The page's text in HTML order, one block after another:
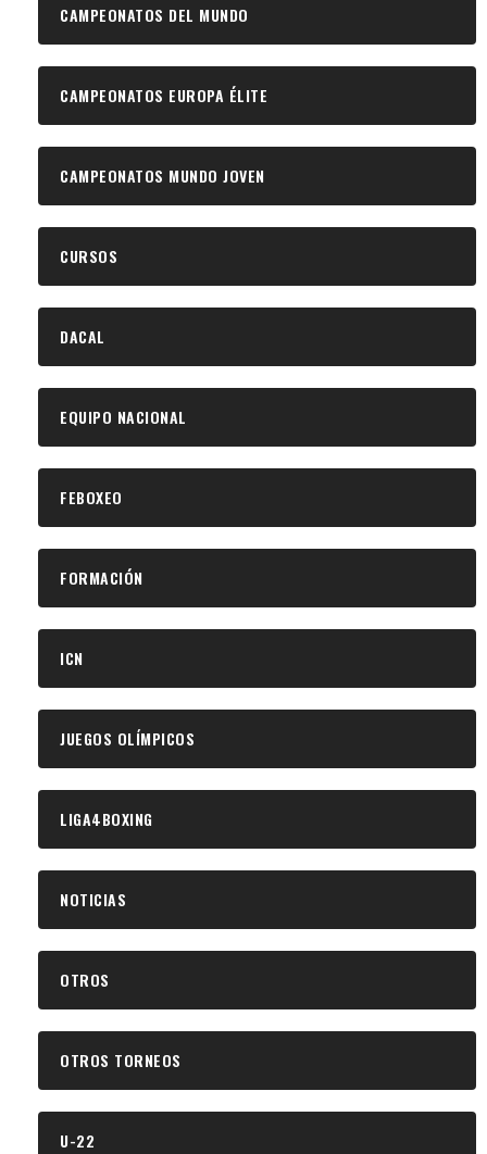
CAMPEONATOS DEL MUNDO
CAMPEONATOS EUROPA ÉLITE
CAMPEONATOS MUNDO JOVEN
CURSOS
DACAL
EQUIPO NACIONAL
FEBOXEO
FORMACIÓN
ICN
JUEGOS OLÍMPICOS
LIGA4BOXING
NOTICIAS
OTROS
OTROS TORNEOS
U-22